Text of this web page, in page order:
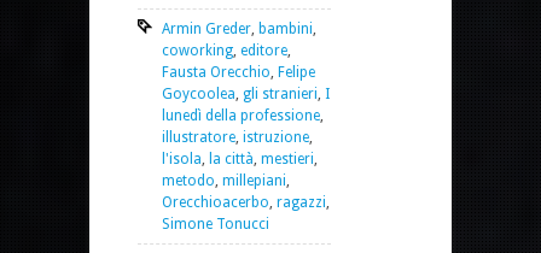
Armin Greder, bambini,
coworking, editore,
Fausta Orecchio, Felipe
Goycoolea, gli stranieri, I
lunedì della professione,
illustratore, istruzione,
l'isola, la città, mestieri,
metodo, millepiani,
Orecchioacerbo, ragazzi,
Simone Tonucci